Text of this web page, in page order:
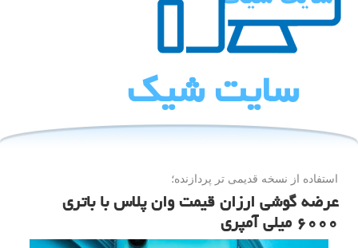
سایت شیك
استفاده از نسخه قدیمی تر پردازنده؛
عرضه گوشی ارزان قیمت وان پلاس با باتری
۶۰۰۰ میلی آمپری